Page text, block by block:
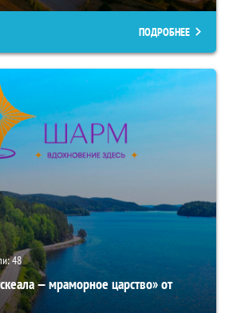
ПОДРОБНЕЕ
48
— мраморное царство» от